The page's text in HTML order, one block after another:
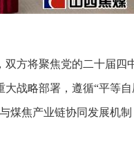
方将聚焦党的二十届四
战略部署，遵循“平等自
煤焦产业链协同发展机